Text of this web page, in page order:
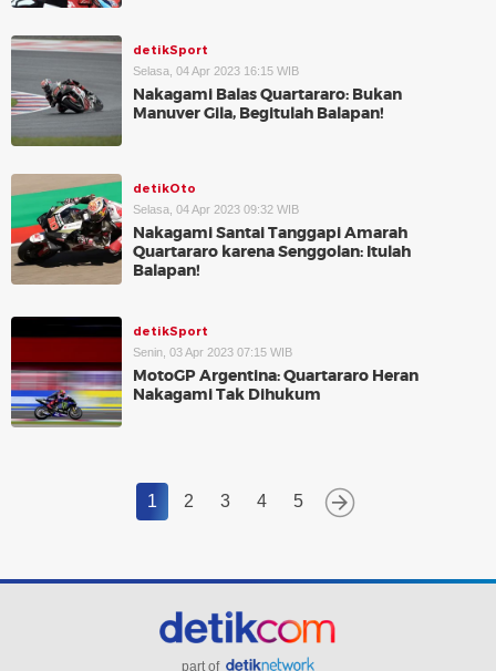
detikSport
Selasa, 04 Apr 2023 16:15 WIB
Nakagami Balas Quartararo: Bukan
Manuver Gila, Begitulah Balapan!
detikOto
Selasa, 04 Apr 2023 09:32 WIB
Nakagami Santai Tanggapi Amarah
Quartararo karena Senggolan: Itulah
Balapan!
detikSport
Senin, 03 Apr 2023 07:15 WIB
MotoGP Argentina: Quartararo Heran
Nakagami Tak Dihukum
1 2 3 4 5
part of